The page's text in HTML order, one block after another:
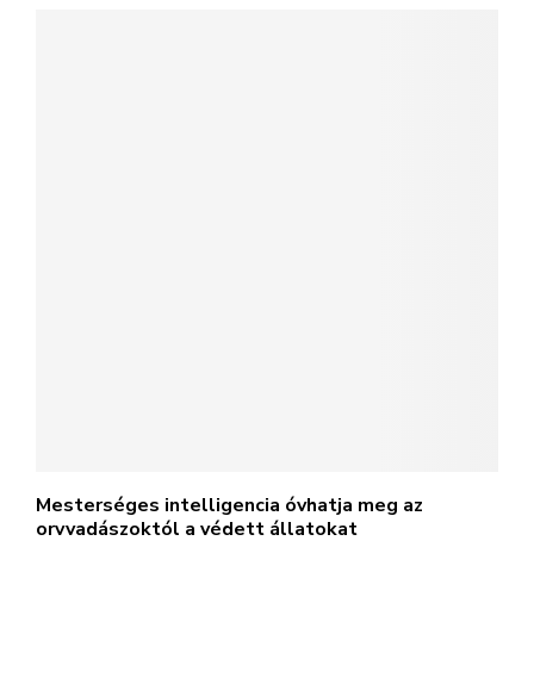
Mesterséges intelligencia óvhatja meg az
orvvadászoktól a védett állatokat